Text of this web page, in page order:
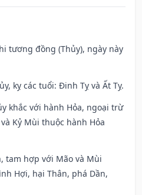
tương đồng (Thủy), ngày này
kỵ các tuổi: Đinh Tỵ và Ất Tỵ.
khắc với hành Hỏa, ngoại trừ
Kỷ Mùi thuộc hành Hỏa
tam hợp với Mão và Mùi
Hợi, hại Thân, phá Dần,